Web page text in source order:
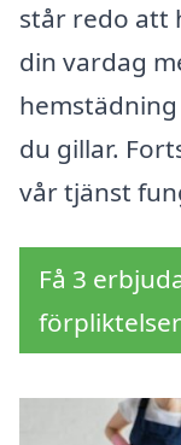
står redo att
din vardag
du gillar.
vår tjänst
Få 3
förpliktelser